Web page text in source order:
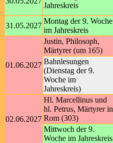
Jahreskreis
31.05.2027
Montag der 9. Woche
im Jahreskreis
01.06.2027
Justin, Philosoph,
Märtyrer (um 165)
Bahnlesungen
(Dienstag der 9.
Woche im
Jahreskreis)
02.06.2027
Hl. Marcellinus und
hl. Petrus, Märtyrer in
Rom (303)
Mittwoch der 9.
Woche im Jahreskreis